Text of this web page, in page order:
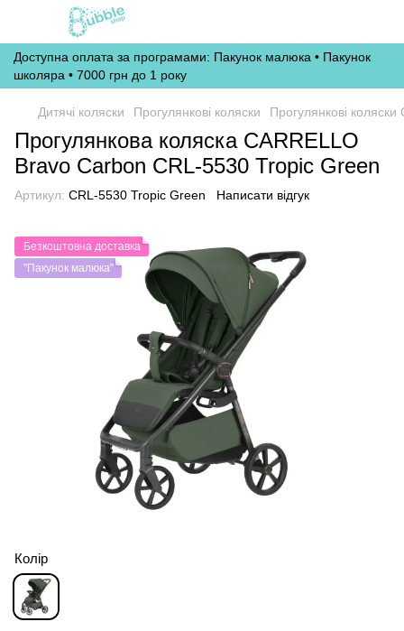
Доступна оплата за програмами: Пакунок малюка • Пакунок
школяра • 7000 грн до 1 року
Дитячі коляски Прогулянкові коляски Прогулянкові коляски
Прогулянкова коляска CARRELLO
Bravo Carbon CRL-5530 Tropic Green
Артикул: CRL-5530 Tropic Green Написати відгук
Безкоштовна доставка
"Пакунок малюка"
Колір